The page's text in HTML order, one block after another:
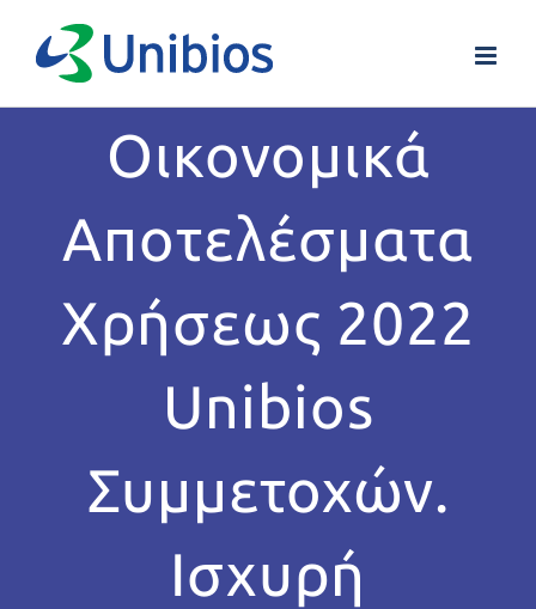
Οικονομικά
Αποτελέσματα
Χρήσεως 2022
Unibios
Συμμετοχών.
Ισχυρή